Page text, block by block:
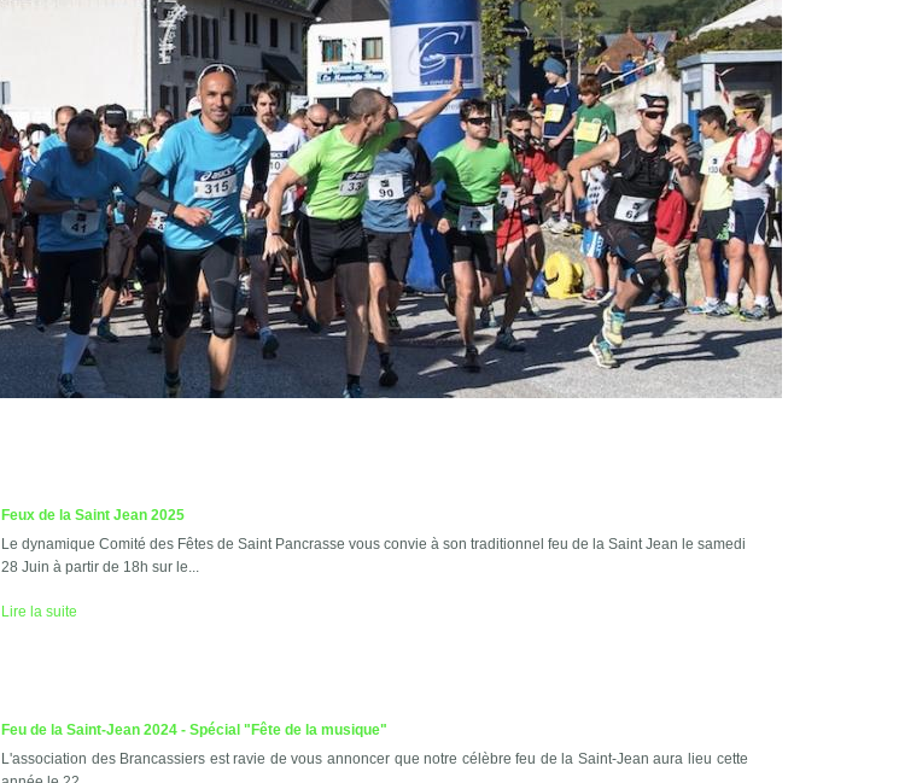
Feux de la Saint Jean 2025
Le dynamique Comité des Fêtes de Saint Pancrasse vous convie à son traditionnel feu de la Saint Jean le samedi
28 Juin à partir de 18h sur le...
Lire la suite
Feu de la Saint-Jean 2024 - Spécial "Fête de la musique"
L'association des Brancassiers est ravie de vous annoncer que notre célèbre feu de la Saint-Jean aura lieu cette